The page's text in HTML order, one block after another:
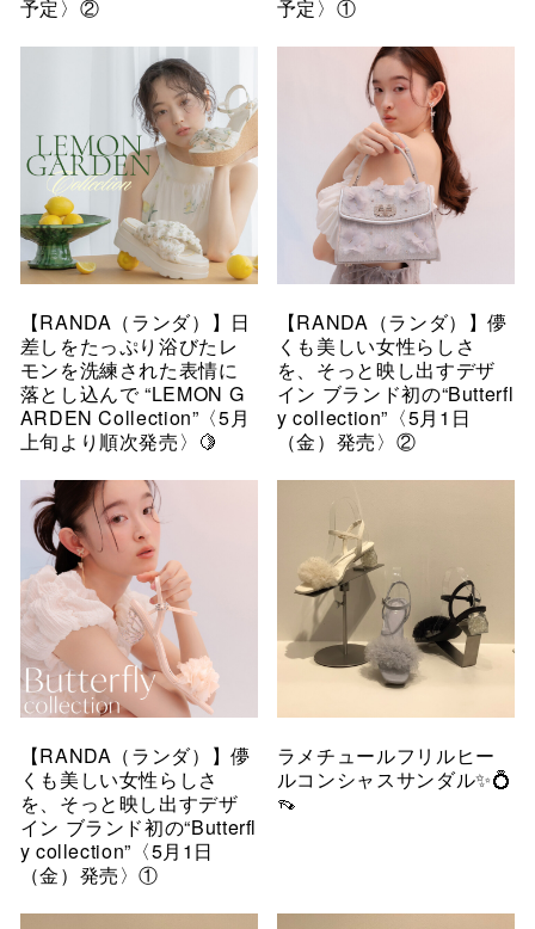
予定〉② 予定〉①
【RANDA（ランダ）】日
差しをたっぷり浴びたレ
モンを洗練された表情に
落とし込んで “LEMON G
ARDEN Collection”〈5月
上旬より順次発売〉🍋
【RANDA（ランダ）】儚
くも美しい女性らしさ
を、そっと映し出すデザ
イン ブランド初の“Butterfl
y collection”〈5月1日
（金）発売〉②
【RANDA（ランダ）】儚
くも美しい女性らしさ
を、そっと映し出すデザ
イン ブランド初の“Butterfl
y collection”〈5月1日
（金）発売〉①
ラメチュールフリルヒー
ルコンシャスサンダル✨💍
👡